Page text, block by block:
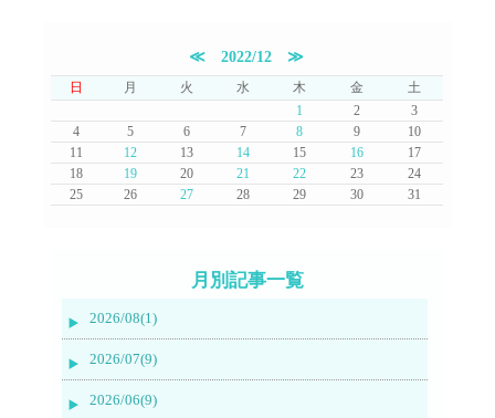
≪ 2022/12 ≫
日 月 火 水 木 金
土
1
2
3
4
5 6 7 8 9
10
11
12 13 14 15 16
17
18
19 20 21 22 23
24
25
26 27 28 29 30 31
月別記事一覧
2026/08(1)
2026/07(9)
2026/06(9)